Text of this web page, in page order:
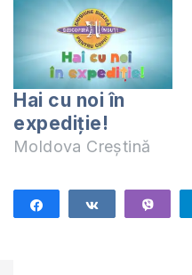
Hai cu noi în
expediție!
Moldova Creștină
Share Share